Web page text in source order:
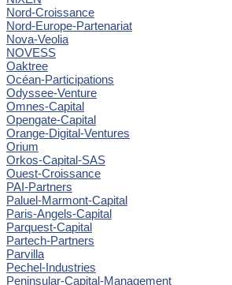
Nord-Croissance
Nord-Europe-Partenariat
Nova-Veolia
NOVESS
Oaktree
Océan-Participations
Odyssee-Venture
Omnes-Capital
Opengate-Capital
Orange-Digital-Ventures
Orium
Orkos-Capital-SAS
Ouest-Croissance
PAI-Partners
Paluel-Marmont-Capital
Paris-Angels-Capital
Parquest-Capital
Partech-Partners
Parvilla
Pechel-Industries
Peninsular-Capital-Management